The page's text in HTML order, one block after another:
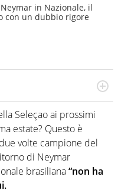
in Nazionale, il
con un dubbio rigore
manifestazioni
e testate. Esperienza,
storica. Si occupa
Seleçao ai prossimi
estate? Questo è
volte campione del
di Neymar
brasiliana“non ha